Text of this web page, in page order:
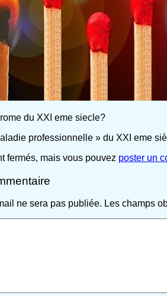
du XXI eme siecle?
professionnelle » du XXI eme
fermés, mais vous pouvez poster un
ne sera pas publiée. Les champs